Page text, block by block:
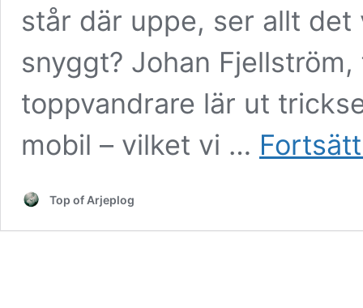
står där uppe, ser allt
snyggt? Johan
toppvandrare lär ut
mobil – vilket vi …
Top of Arjeplog